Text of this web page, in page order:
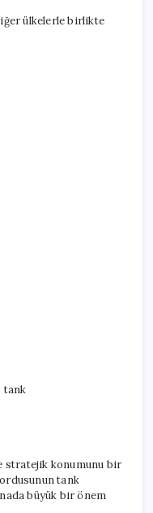
ülkelerle birlikte
tank
stratejik konumunu bir
tank
büyük bir önem